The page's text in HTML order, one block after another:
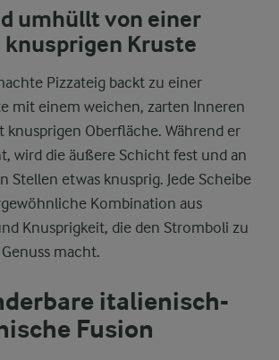
umhüllt von einer
knusprigen Kruste
Pizzateig backt zu einer
mit einem weichen, zarten Inneren
knusprigen Oberfläche. Während er
wird die äußere Schicht fest und an
Stellen etwas knusprig. Jede Scheibe
Kombination aus
Knusprigkeit, die den Stromboli zu
macht.
italienisch-
Fusion